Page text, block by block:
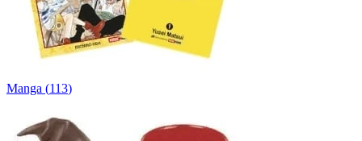
Manga (113)